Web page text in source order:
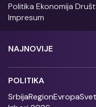
Politika Ekonomija
Impresum
NAJNOVIJE
POLITIKA
SrbijaRegionEvropaSvet